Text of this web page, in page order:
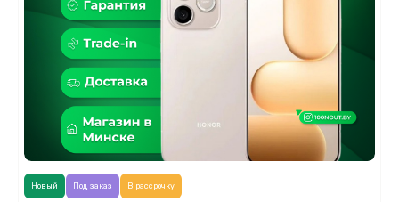
Новый Под заказ В рассрочку